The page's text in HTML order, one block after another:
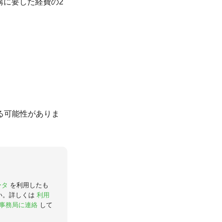
に要した経費の2
能性がありま
を利用したも
。詳しくは 利用
務局に連絡 して